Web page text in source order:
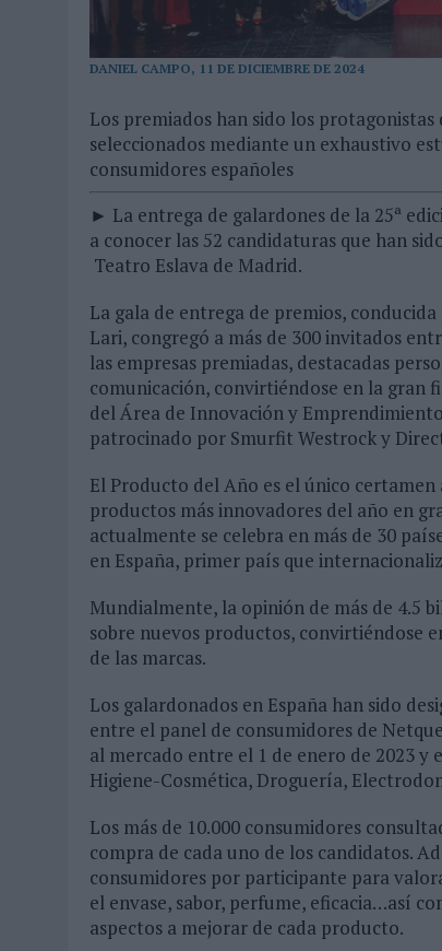
MONEDA”
07/08/2026 | ‘ALEXIA PUTELLAS X GALAXY Z FOLD8 – SIN
DANIEL CAMPO, 11 DE DICIEMBRE DE 2024
Los premiados han sido los
seleccionados mediante un exhaustivo
consumidores españoles
► La entrega de galardones de la 25ª
a conocer las 52 candidaturas que han
Teatro Eslava de Madrid.
La gala de entrega de premios,
Lari, congregó a más de 300 invitados
las empresas premiadas, destacadas
comunicación, convirtiéndose en la gran
del Área de Innovación y
patrocinado por Smurfit Westrock y
El Producto del Año es el único
productos más innovadores del año en
actualmente se celebra en más de 30
en España, primer país que
Mundialmente, la opinión de más de 4.5
sobre nuevos productos, convirtiéndose
de las marcas.
Los galardonados en España han sido
entre el panel de consumidores de
al mercado entre el 1 de enero de 2023 y
Higiene-Cosmética, Droguería,
Los más de 10.000 consumidores
compra de cada uno de los candidatos.
consumidores por participante para
el envase, sabor, perfume, eficacia…así
aspectos a mejorar de cada producto.